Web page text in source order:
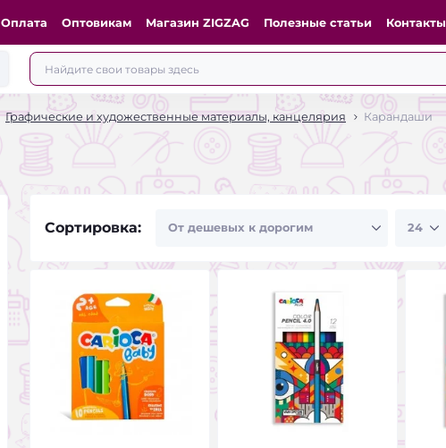
Оплата Оптовикам Магазин ZIGZAG Полезные статьи Контакты
Графические и художественные материалы, канцелярия Карандаши
Сортировка: